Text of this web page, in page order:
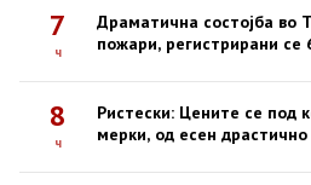
7
ч
Драматична состојба во
пожари, регистрирани
8
ч
Ристески: Цените се под
мерки, од есен